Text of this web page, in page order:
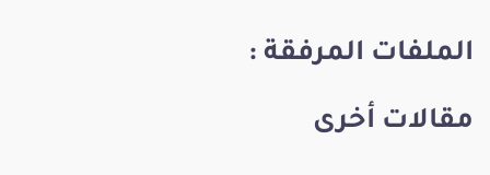
الملفات المرفقة :
مقالات أخرى